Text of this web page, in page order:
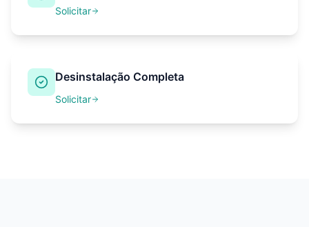
Solicitar
Desinstalação Completa
Solicitar